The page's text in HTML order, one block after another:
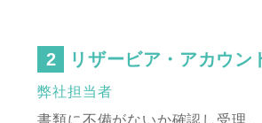
リザービア・アカウン
弊社担当者
書類に不備がないか確認し受理。